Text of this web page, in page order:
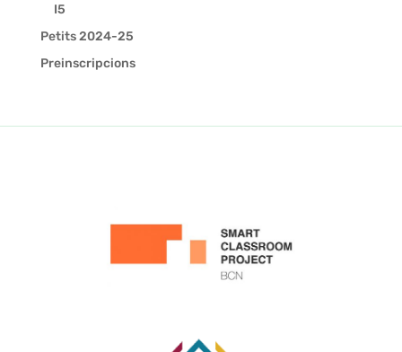
I5
Petits 2024-25
Preinscripcions